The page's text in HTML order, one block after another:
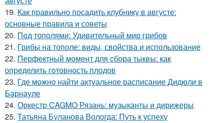
19. Как правильно посадить клубнику в августе:
основные правила и советы
20. Под тополями: Удивительный мир грибов
21. Грибы на тополе: виды, свойства и использование
22. Перфектный момент для сбора тыквы: как
определить готовность плодов
23. Где можно найти актуальное расписание Дидюли в
Барнауле
24. Оркестр CAGMO Рязань: музыканты и дирижеры
25. Татьяна Буланова Вологда: Путь к успеху